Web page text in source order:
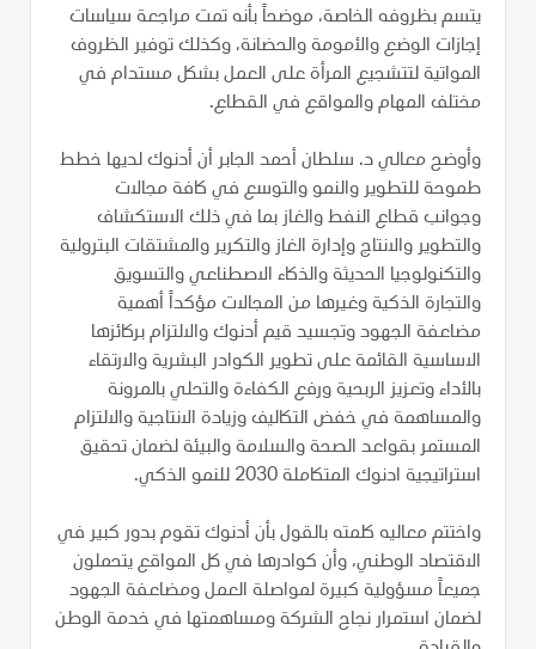
يتسم بظروفه الخاصة، موضحاً بأنه تمت مراجعة سياسات
إجازات الوضع والأمومة والحضانة، وكذلك توفير الظروف
المواتية لتتشجيع المرأة على العمل بشكل مستدام في
مختلف المهام والمواقع في القطاع.
وأوضح معالي د. سلطان أحمد الجابر أن أدنوك لديها خطط
طموحة للتطوير والنمو والتوسع في كافة مجالات
وجوانب قطاع النفط والغاز بما في ذلك الاستكشاف
والتطوير والانتاج وإدارة الغاز والتكرير والمشتقات البترولية
والتكنولوجيا الحديثة والذكاء الاصطناعي والتسويق
والتجارة الذكية وغيرها من المجالات مؤكداً أهمية
مضاعفة الجهود وتجسيد قيم أدنوك والالتزام بركائزها
الاساسية القائمة على تطوير الكوادر البشرية والارتقاء
بالأداء وتعزيز الربحية ورفع الكفاءة والتحلي بالمرونة
والمساهمة في خفض التكاليف وزيادة الانتاجية والالتزام
المستمر بقواعد الصحة والسلامة والبيئة لضمان تحقيق
استراتيجية ادنوك المتكاملة 2030 للنمو الذكي.
واختتم معاليه كلمته بالقول بأن أدنوك تقوم بدور كبير في
الاقتصاد الوطني، وأن كوادرها في كل المواقع يتحملون
جميعاً مسؤولية كبيرة لمواصلة العمل ومضاعفة الجهود
لضمان استمرار نجاح الشركة ومساهمتها في خدمة الوطن